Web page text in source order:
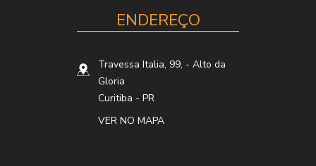
ENDEREÇO
Travessa Italia, 99, - Alto da
Gloria
Curitiba - PR
VER NO MAPA